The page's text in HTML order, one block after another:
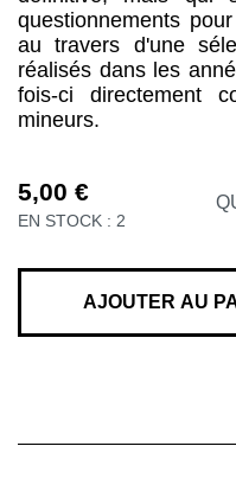
5,00 €
EN STOCK : 2
AJOUTER AU
questionnements
au travers d'une
réalisés dans les
fois-ci directement
mineurs.